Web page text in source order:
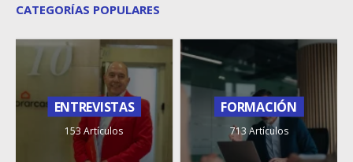
CATEGORÍAS POPULARES
ENTREVISTAS
153 Artículos
FORMACIÓN
713 Artículos